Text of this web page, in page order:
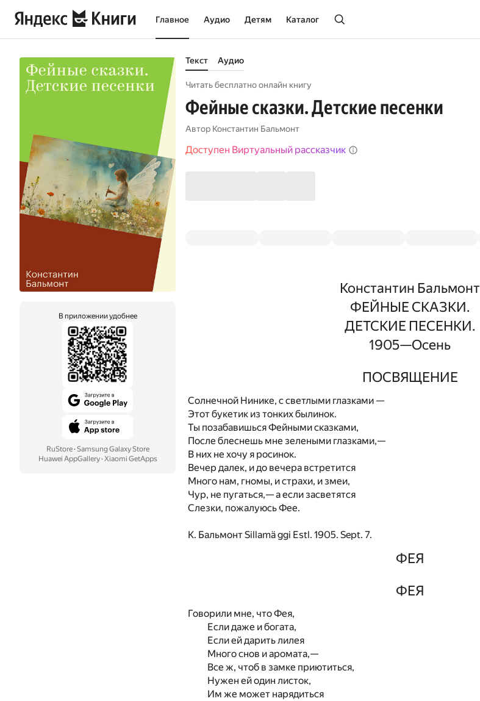
Главное Аудио Детям Каталог
В приложении удобнее
RuStore· Samsung Galaxy Store
Huawei AppGallery· Xiaomi GetApps
Текст Аудио
Читать бесплатно онлайн книгу
Фейные сказки. Детские песенки
Автор Константин Бальмонт
Доступен Виртуальный рассказчик
Константин Бальмонт
ФЕЙНЫЕ СКАЗКИ.
ДЕТСКИЕ ПЕСЕНКИ.
1905—Осень
ПОСВЯЩЕНИЕ
Солнечной Нинике, с светлыми глазками —
Этот букетик из тонких былинок.
Ты позабавишься Фейными сказками,
После блеснешь мне зелеными глазками,—
В них не хочу я росинок.
Вечер далек, и до вечера встретится
Много нам, гномы, и страхи, и змеи,
Чур, не пугаться,— а если засветятся
Слезки, пожалуюсь Фее.
К. БальмонтSillamä ggi Estl. 1905. Sept. 7.
ФЕЯ
ФЕЯ
Говорили мне, что Фея,
Если даже и богата,
Если ей дарить лилея
Много снов и аромата,—
Все ж, чтоб в замке приютиться,
Нужен ей один листок,
Им же может нарядиться